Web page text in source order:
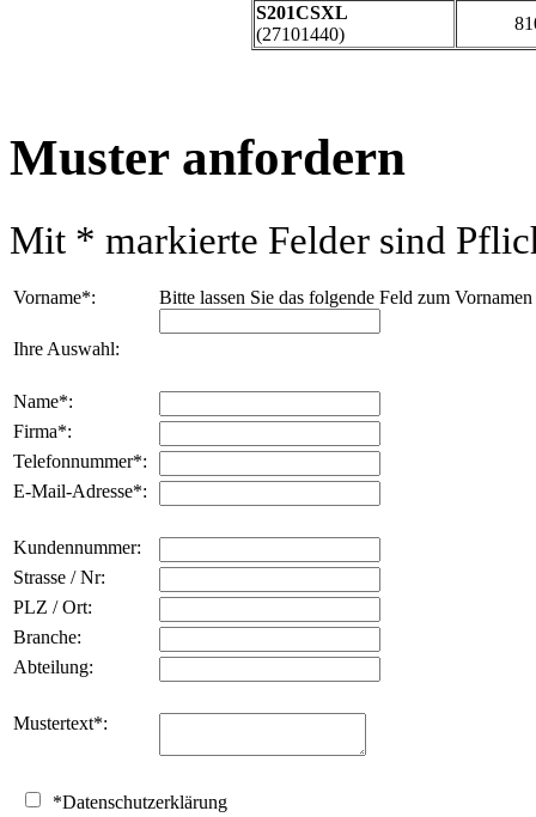
S201CSXL
(27101440)
Muster anfordern
Mit * markierte Felder sind
Vorname*: Bitte lassen Sie das folgende Feld zum
Ihre Auswahl:
Name*:
Firma*:
Telefonnummer*:
E-Mail-Adresse*:
Kundennummer:
Strasse / Nr:
PLZ / Ort:
Branche:
Abteilung:
Mustertext*:
*Datenschutzerklärung